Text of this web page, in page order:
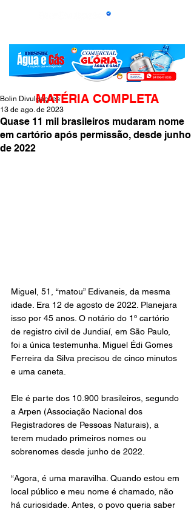
Quase 11 mil brasileiros mudaram nome
em cartório após permissão, desde junho
de 2022
Bolin Divulgações
13 de ago. de 2023
Miguel, 51, “matou” Edivaneis, da mesma
idade. Era 12 de agosto de 2022. Planejara
isso por 45 anos. O notário do 1º cartório
de registro civil de Jundiaí, em São Paulo,
foi a única testemunha. Miguel Édi Gomes
Ferreira da Silva precisou de cinco minutos
e uma caneta.
Ele é parte dos 10.900 brasileiros, segundo
a Arpen (Associação Nacional dos
Registradores de Pessoas Naturais), a
terem mudado primeiros nomes ou
sobrenomes desde junho de 2022.
“Agora, é uma maravilha. Quando estou em
local público e meu nome é chamado, não
há curiosidade. Antes, o povo queria saber
MATÉRIA COMPLETA